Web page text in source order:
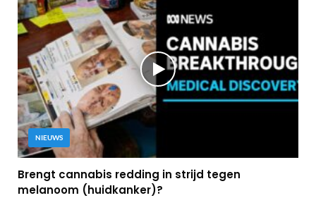
NIEUWS
Brengt cannabis redding in strijd tegen
melanoom (huidkanker)?